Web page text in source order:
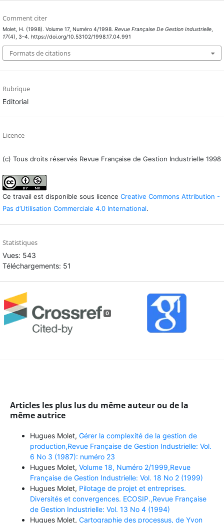
Comment citer
Molet, H. (1998). Volume 17, Numéro 4/1998. Revue Française De Gestion Industrielle,
17(4), 3–4. https://doi.org/10.53102/1998.17.04.991
Formats de citations
Rubrique
Editorial
Licence
(c) Tous droits réservés Revue Française de Gestion Industrielle 1998
Ce travail est disponible sous licence Creative Commons Attribution -
Pas d’Utilisation Commerciale 4.0 International.
Statistiques
Vues: 543
Téléchargements: 51
0
Articles les plus lus du même auteur ou de la
même autrice
Hugues Molet, Gérer la complexité de la gestion de
production,Revue Française de Gestion Industrielle: Vol.
6 No 3 (1987): numéro 23
Hugues Molet, Volume 18, Numéro 2/1999,Revue
Française de Gestion Industrielle: Vol. 18 No 2 (1999)
Hugues Molet, Pilotage de projet et entreprises.
Diversités et convergences. ECOSIP.,Revue Française
de Gestion Industrielle: Vol. 13 No 4 (1994)
Hugues Molet, Cartographie des processus, de Yvon